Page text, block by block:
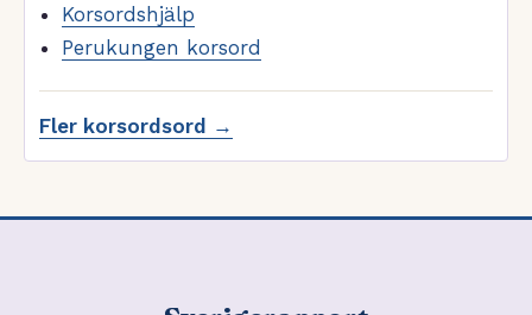
Korsordshjälp
Perukungen korsord
Fler korsordsord →